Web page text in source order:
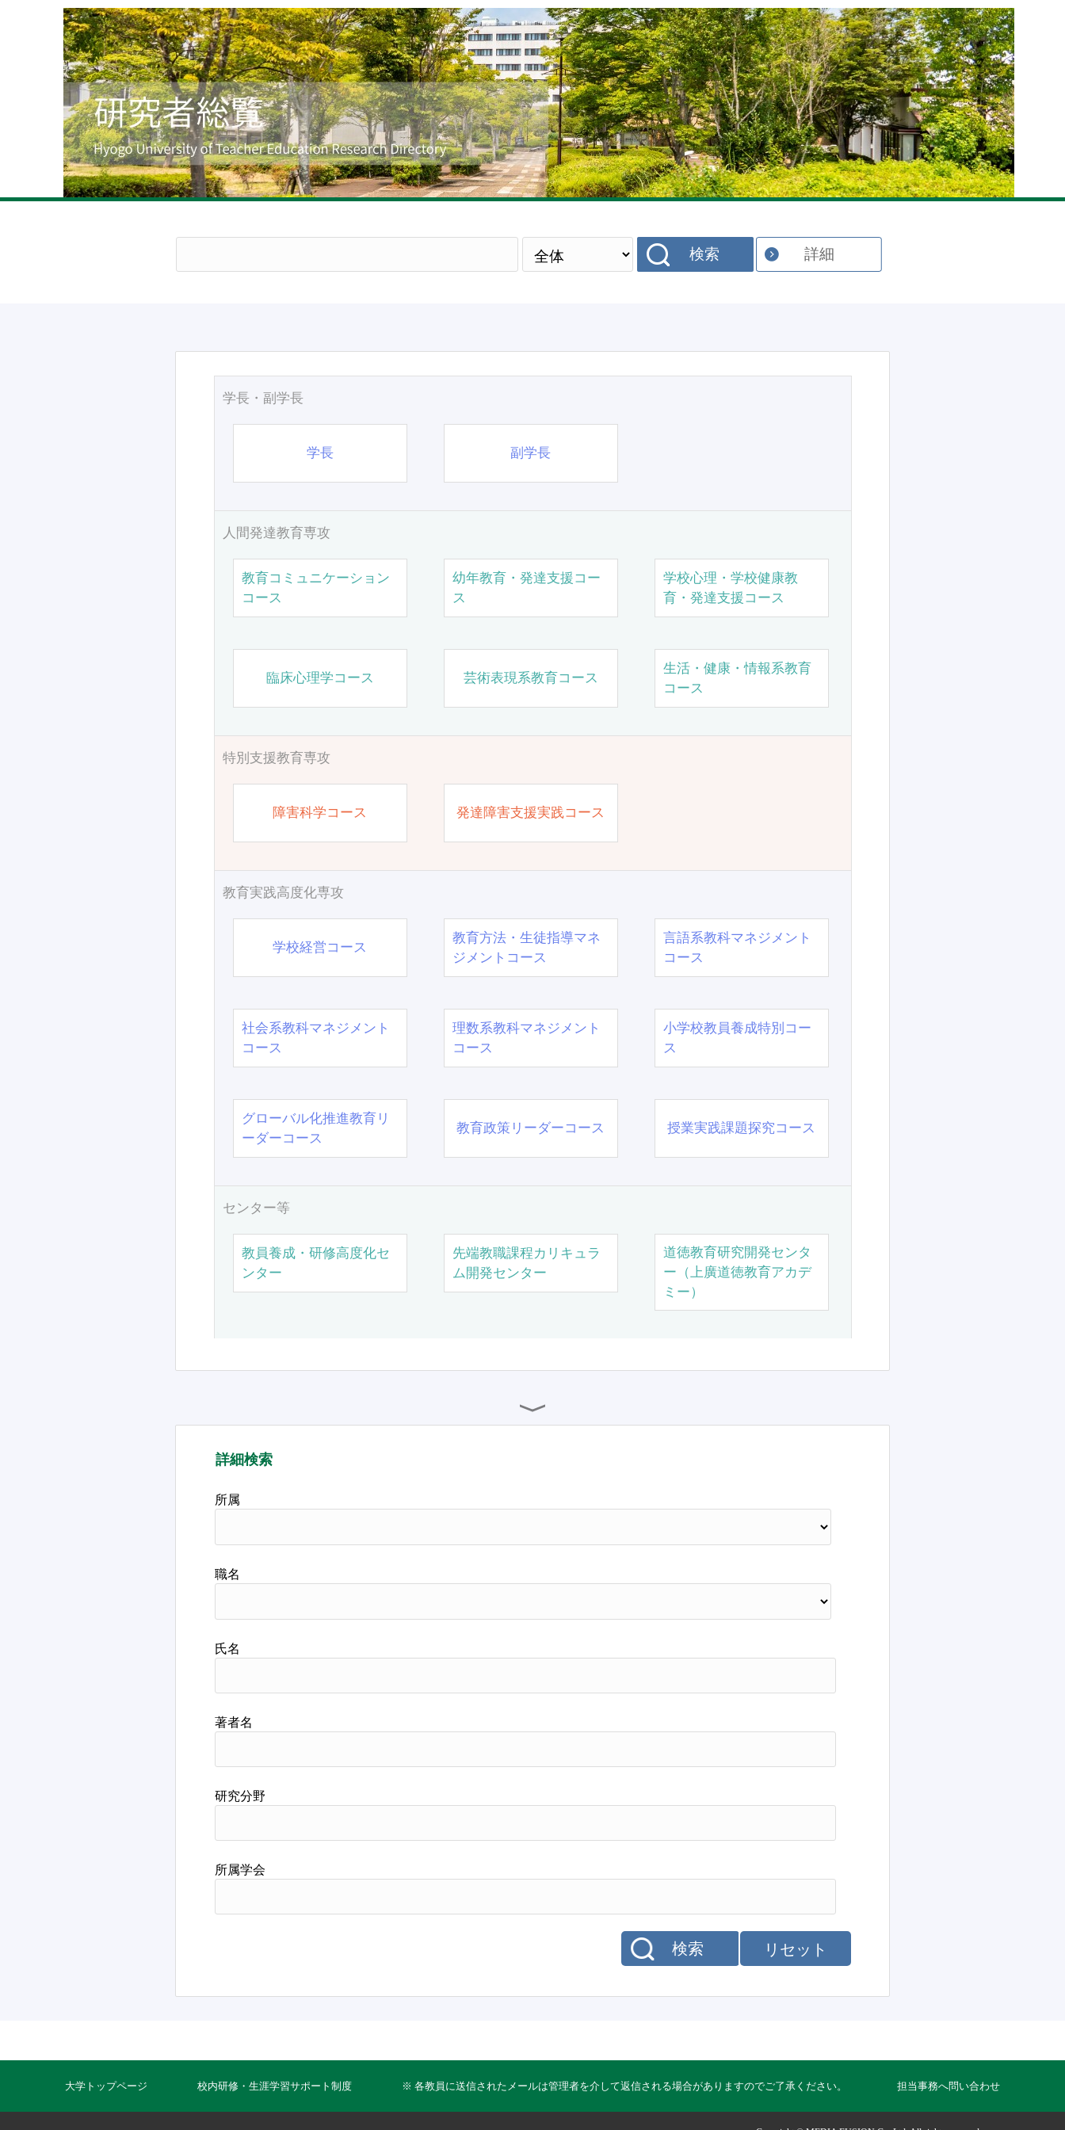
English
検索 詳細
学長・副学長
学長 副学長
人間発達教育専攻
教育コミュニケーション
コース
幼年教育・発達支援コー
ス
学校心理・学校健康教
育・発達支援コース
臨床心理学コース 芸術表現系教育コース
生活・健康・情報系教育
コース
特別支援教育専攻
障害科学コース 発達障害支援実践コース
教育実践高度化専攻
学校経営コース
教育方法・生徒指導マネ
ジメントコース
言語系教科マネジメント
コース
社会系教科マネジメント
コース
理数系教科マネジメント
コース
小学校教員養成特別コー
ス
グローバル化推進教育リ
ーダーコース
教育政策リーダーコース 授業実践課題探究コース
センター等
教員養成・研修高度化セ
ンター
先端教職課程カリキュラ
ム開発センター
道徳教育研究開発センタ
ー（上廣道徳教育アカデ
ミー）
詳細検索
所属
職名
氏名
著者名
研究分野
所属学会
リセット
検索
大学トップページ 校内研修・生涯学習サポート制度 ※ 各教員に送信されたメールは管理者を介して返信される場合がありますのでご了承ください。 担当事務へ問い合わせ